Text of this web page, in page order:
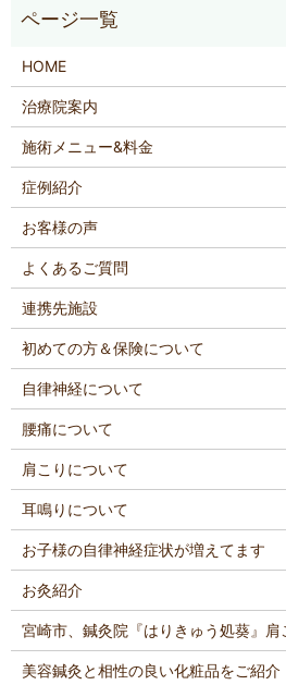
HOME
治療院案内
施術メニュー&料金
症例紹介
お客様の声
よくあるご質問
連携先施設
初めての方＆保険について
自律神経について
腰痛について
肩こりについて
耳鳴りについて
お子様の自律神経症状が増えてます
お灸紹介
宮崎市、鍼灸院『はりきゅう処葵』肩
美容鍼灸と相性の良い化粧品をご紹介